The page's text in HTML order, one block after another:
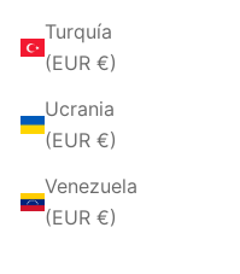
Turquía
(EUR €)
Ucrania
(EUR €)
Venezuela
(EUR €)